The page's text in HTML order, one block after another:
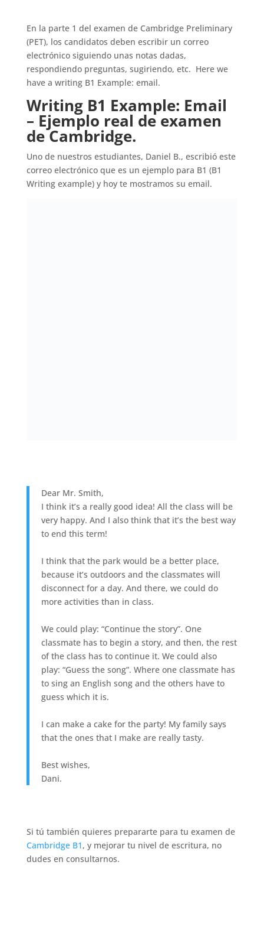
En la parte 1 del examen de Cambridge Preliminary
(PET), los candidatos deben escribir un correo
electrónico siguiendo unas notas dadas,
respondiendo preguntas, sugiriendo, etc. Here we
have a writing B1 Example: email.
Writing B1 Example: Email
– Ejemplo real de examen
de Cambridge.
Uno de nuestros estudiantes, Daniel B., escribió este
correo electrónico que es un ejemplo para B1 (B1
Writing example) y hoy te mostramos su email.
Dear Mr. Smith,
I think it’s a really good idea! All the class will be
very happy. And I also think that it’s the best way
to end this term!
I think that the park would be a better place,
because it’s outdoors and the classmates will
disconnect for a day. And there, we could do
more activities than in class.
We could play: “Continue the story”. One
classmate has to begin a story, and then, the rest
of the class has to continue it. We could also
play: “Guess the song”. Where one classmate has
to sing an English song and the others have to
guess which it is.
I can make a cake for the party! My family says
that the ones that I make are really tasty.
Best wishes,
Dani.
Si tú también quieres prepararte para tu examen de
Cambridge B1, y mejorar tu nivel de escritura, no
dudes en consultarnos.